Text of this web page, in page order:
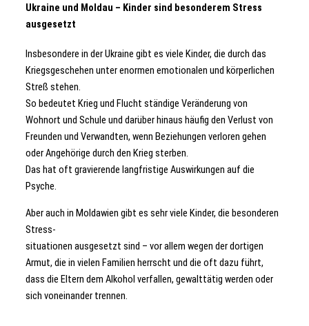
Ukraine und Moldau – Kinder sind besonderem Stress
ausgesetzt
Insbesondere in der Ukraine gibt es viele Kinder, die durch das
Kriegsgeschehen unter enormen emotionalen und körperlichen
Streß stehen.
So bedeutet Krieg und Flucht ständige Veränderung von
Wohnort und Schule und darüber hinaus häufig den Verlust von
Freunden und Verwandten, wenn Beziehungen verloren gehen
oder Angehörige durch den Krieg sterben.
Das hat oft gravierende langfristige Auswirkungen auf die
Psyche.
Aber auch in Moldawien gibt es sehr viele Kinder, die besonderen
Stress-
situationen ausgesetzt sind – vor allem wegen der dortigen
Armut, die in vielen Familien herrscht und die oft dazu führt,
dass die Eltern dem Alkohol verfallen, gewalttätig werden oder
sich voneinander trennen.